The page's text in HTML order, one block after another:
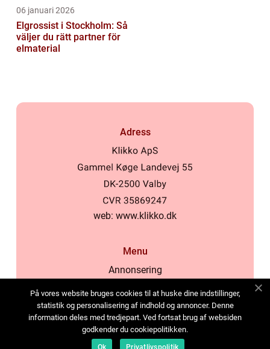
06 januari 2026
Elgrossist i Stockholm: Så
väljer du rätt partner för
elmaterial
Adress
web: www.klikko.dk
Menu
Annonsering
Cookies
Kontakta oss
Sitemap
På vores website bruges cookies til at huske dine indstillinger,
statistik og personalisering af indhold og annoncer. Denne
information deles med tredjepart. Ved fortsat brug af websiden
godkender du cookiepolitikken.
Ok Privatlivspolitik